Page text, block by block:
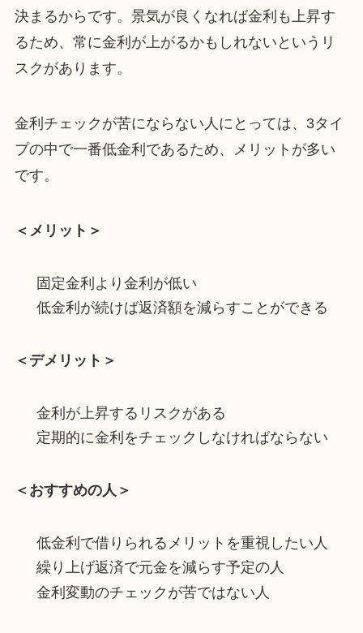
決まるからです。景気が良くなれば金利も上昇す
るため、常に金利が上がるかもしれないというリ
スクがあります。
金利チェックが苦にならない人にとっては、3タイ
プの中で一番低金利であるため、メリットが多い
です。
＜メリット＞
固定金利より金利が低い
低金利が続けば返済額を減らすことができる
＜デメリット＞
金利が上昇するリスクがある
定期的に金利をチェックしなければならない
＜おすすめの人＞
低金利で借りられるメリットを重視したい人
繰り上げ返済で元金を減らす予定の人
金利変動のチェックが苦ではない人